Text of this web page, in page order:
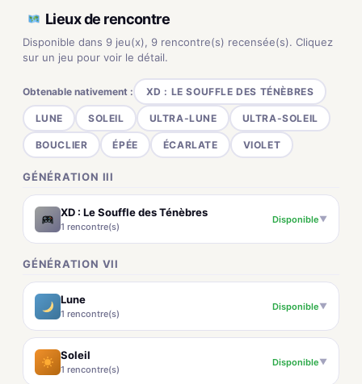
Lieux de rencontre
Disponible dans 9 jeu(x), 9 rencontre(s) recensée(s). Cliquez
sur un jeu pour voir le détail.
Obtenable nativement : XD : LE SOUFFLE DES TÉNÈBRES
LUNE SOLEIL ULTRA-LUNE ULTRA-SOLEIL
BOUCLIER ÉPÉE ÉCARLATE VIOLET
GÉNÉRATION III
XD : Le Souffle des Ténèbres
1 rencontre(s)
Disponible▼
GÉNÉRATION VII
Lune
1 rencontre(s)
Disponible▼
Soleil
1 rencontre(s)
Disponible▼